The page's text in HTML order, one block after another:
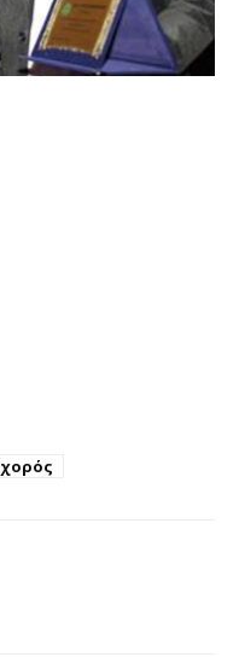
χορός